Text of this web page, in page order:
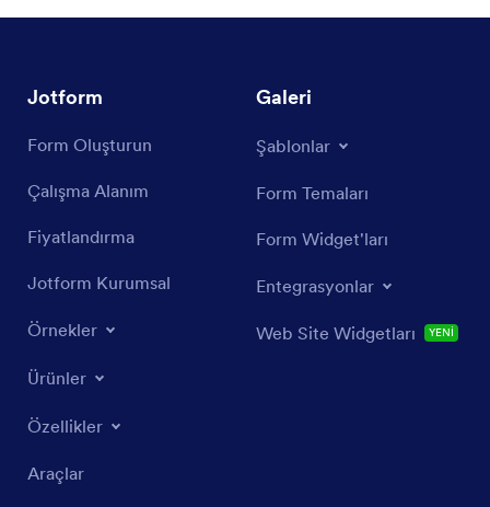
Jotform
Form Oluşturun
Çalışma Alanım
Fiyatlandırma
Jotform Kurumsal
Örnekler
Ürünler
Özellikler
Araçlar
Galeri
Şablonlar
Form Temaları
Form Widget'ları
Entegrasyonlar
Web Site Widgetları YENİ